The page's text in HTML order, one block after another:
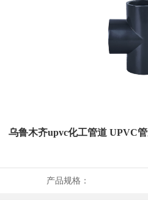
乌鲁木齐upvc化工管道 UPVC
产品规格：